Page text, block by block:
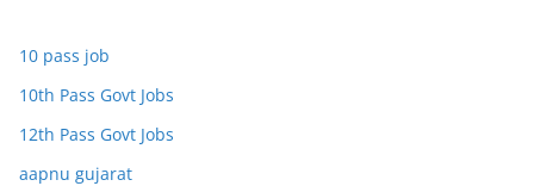
10 pass job
10th Pass Govt Jobs
12th Pass Govt Jobs
aapnu gujarat